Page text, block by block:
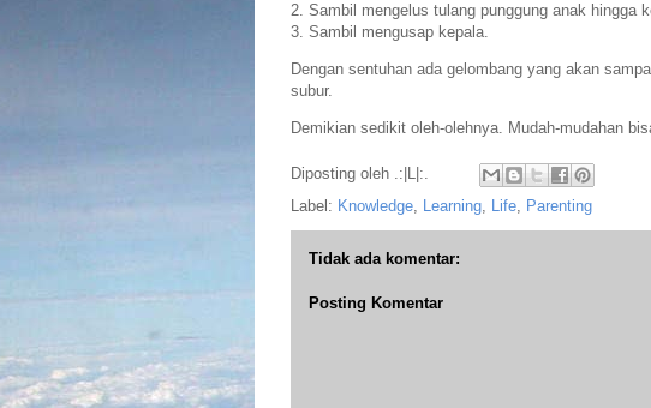
2. Sambil mengelus tulang punggung anak hingga
3. Sambil mengusap kepala.
Dengan sentuhan ada gelombang yang akan
subur.
Demikian sedikit oleh-olehnya. Mudah-mudahan
Diposting oleh .:|L|:.
Label: Knowledge Learning Life Parenting
Tidak ada komentar:
Posting Komentar